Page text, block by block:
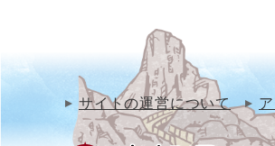
サイトの運営について